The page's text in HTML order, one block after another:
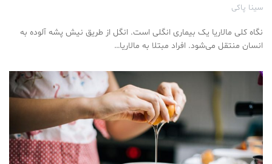
سینا پاکی
نگاه کلی مالاریا یک بیماری انگلی است. انگل از طریق نیش پشه آلوده به
انسان منتقل می‌شود. افراد مبتلا به مالاریا…